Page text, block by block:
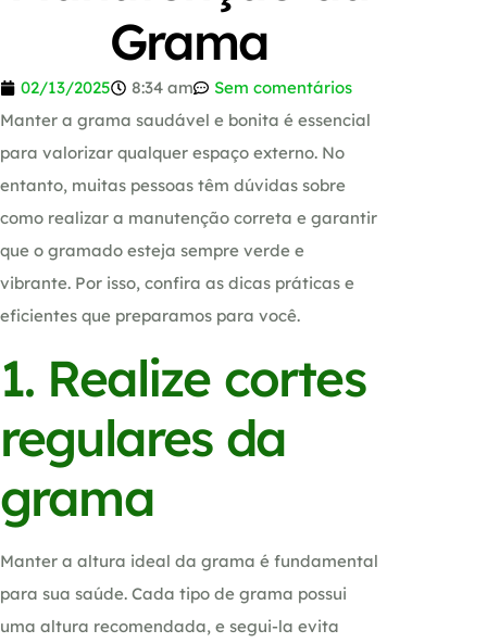
Grama
02/13/2025 8:34 am
Sem comentários
Manter a grama saudável e bonita é essencial
para valorizar qualquer espaço externo. No
entanto, muitas pessoas têm dúvidas sobre
como realizar a manutenção correta e garantir
que o gramado esteja sempre verde e
vibrante. Por isso, confira as dicas práticas e
eficientes que preparamos para você.
1. Realize cortes
regulares da
grama
Manter a altura ideal da grama é fundamental
para sua saúde. Cada tipo de grama possui
uma altura recomendada, e segui-la evita